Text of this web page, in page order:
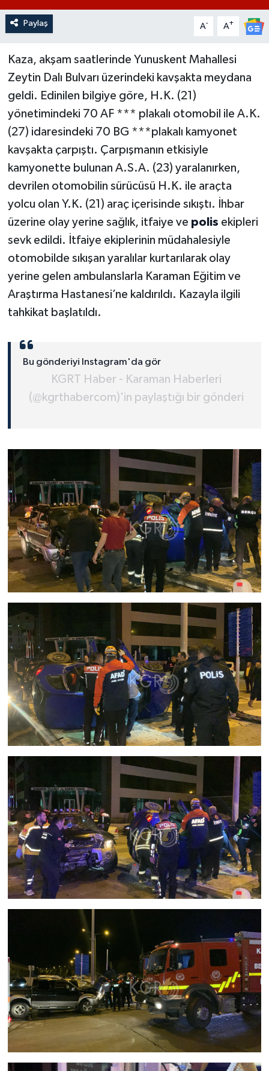
Paylaş A- A+
Kaza, akşam saatlerinde Yunuskent Mahallesi
Zeytin Dalı Bulvarı üzerindeki kavşakta meydana
geldi. Edinilen bilgiye göre, H.K. (21)
yönetimindeki 70 AF *** plakalı otomobil ile A.K.
(27) idaresindeki 70 BG ***plakalı kamyonet
kavşakta çarpıştı. Çarpışmanın etkisiyle
kamyonette bulunan A.S.A. (23) yaralanırken,
devrilen otomobilin sürücüsü H.K. ile araçta
yolcu olan Y.K. (21) araç içerisinde sıkıştı. İhbar
üzerine olay yerine sağlık, itfaiye ve polis ekipleri
sevk edildi. İtfaiye ekiplerinin müdahalesiyle
otomobilde sıkışan yaralılar kurtarılarak olay
yerine gelen ambulanslarla Karaman Eğitim ve
Araştırma Hastanesi’ne kaldırıldı. Kazayla ilgili
tahkikat başlatıldı.
Bu gönderiyi Instagram'da gör
KGRT Haber - Karaman Haberleri
(@kgrthabercom)'in paylaştığı bir gönderi